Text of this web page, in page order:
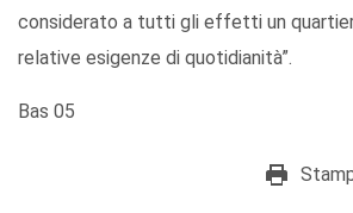
considerato a tutti gli effetti un
relative esigenze di quotidianità”.
Bas 05